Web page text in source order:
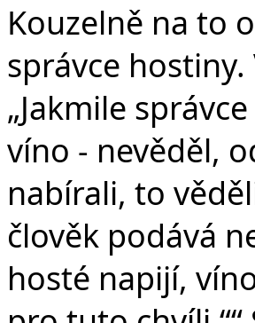
Kouzelně na to
správce
„Jakmile
víno - nevěděl,
nabírali, to
člověk podává
hosté napijí,